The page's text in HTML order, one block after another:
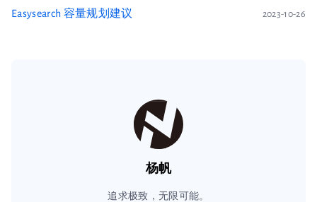
Easysearch 容量规划建议 2023-10-26
杨帆
追求极致，无限可能。